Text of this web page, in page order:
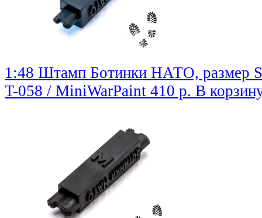
1:48 Штамп Ботинки НАТО, размер S
T-058 / MiniWarPaint 410 р. В